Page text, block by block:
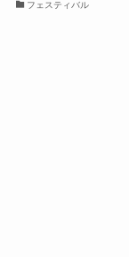
フェスティバル